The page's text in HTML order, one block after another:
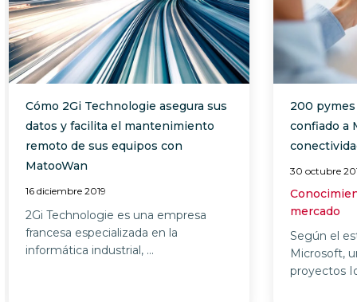
200 pymes españolas han confiado
a Matooma su conectividad M2M
30 octubre 2019 |
Conocimientos y experiencia del
mercado
Según el estudio IT Signals de
Microsoft, un 30% de los proyectos
IoT fracasan en la ...
Matooma
Wireless
mercado
21 octubre
Matooma,
servicios
seguirá con